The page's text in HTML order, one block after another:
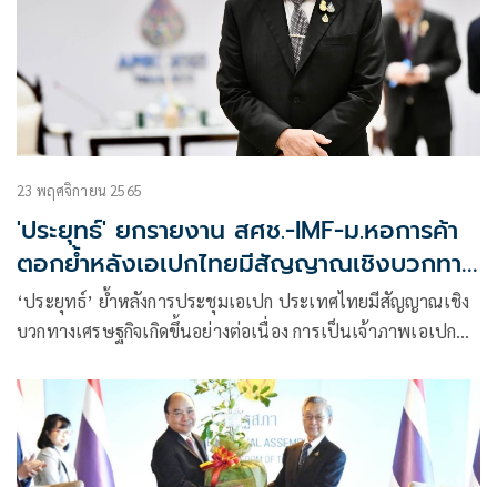
23 พฤศจิกายน 2565
'ประยุทธ์' ยกรายงาน สศช.-IMF-ม.หอการค้า
ตอกย้ำหลังเอเปกไทยมีสัญญาณเชิงบวกทาง
ศก.ต่อเนื่อง
‘ประยุทธ์’ ย้ำหลังการประชุมเอเปก ประเทศไทยมีสัญญาณเชิง
บวกทางเศรษฐกิจเกิดขึ้นอย่างต่อเนื่อง การเป็นเจ้าภาพเอเปก
ประเทศไทย’ได้อย่างดียิ่ง